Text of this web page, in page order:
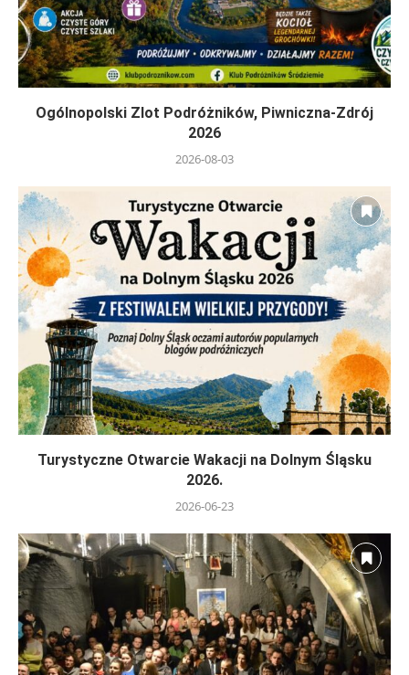
Ogólnopolski Zlot Podróżników, Piwniczna-Zdrój
2026
2026-08-03
Turystyczne Otwarcie Wakacji na Dolnym Śląsku
2026.
2026-06-23